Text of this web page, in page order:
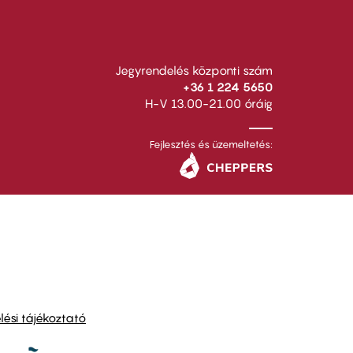
Jegyrendelés központi szám
+36 1 224 5650
H-V 13.00-21.00 óráig
Fejlesztés és üzemeltetés:
tájékoztató